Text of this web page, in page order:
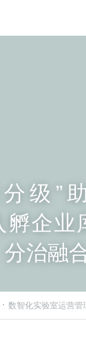
产品
文
级”
孵企业
治融
· 数智化实验室运营管